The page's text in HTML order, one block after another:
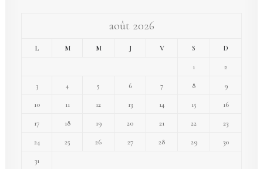
août 2026
L M M J V S D
1 2
3 4 5 6 7 8 9
10 11 12 13 14 15 16
17 18 19 20 21 22 23
24 25 26 27 28 29 30
31